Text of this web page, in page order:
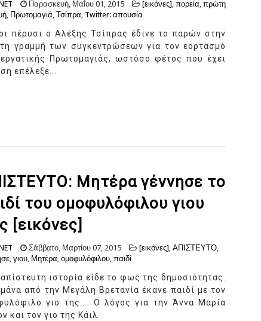
Παρασκευή, Μαΐου 01, 2015 [εικόνες], πορεία, πρώτη
, Πρωτομαγιά, Τσίπρα, Twitter: απουσία
πέρυσι ο Αλέξης Τσίπρας έδινε το παρών στην
γραμμή των συγκεντρώσεων για τον εορτασμό
Πρωτομαγιάς, ωστόσο φέτος που έχει
επέλεξε...
Μητέρα γέννησε το
του ομοφυλόφιλου γιου
[εικόνες]
Σάββατο, Μαρτίου 07, 2015 [εικόνες], ΑΠΙΣΤΕΥΤΟ,
, γιου, Μητέρα, ομοφυλόφιλου, παιδί
ιστορία είδε το φως της δημοσιότητας.
από την Μεγάλη Βρετανία έκανε παιδί με τον
γιο της.... Ο λόγος για την Άννα Μαρία
και τον γιο της Κάιλ.